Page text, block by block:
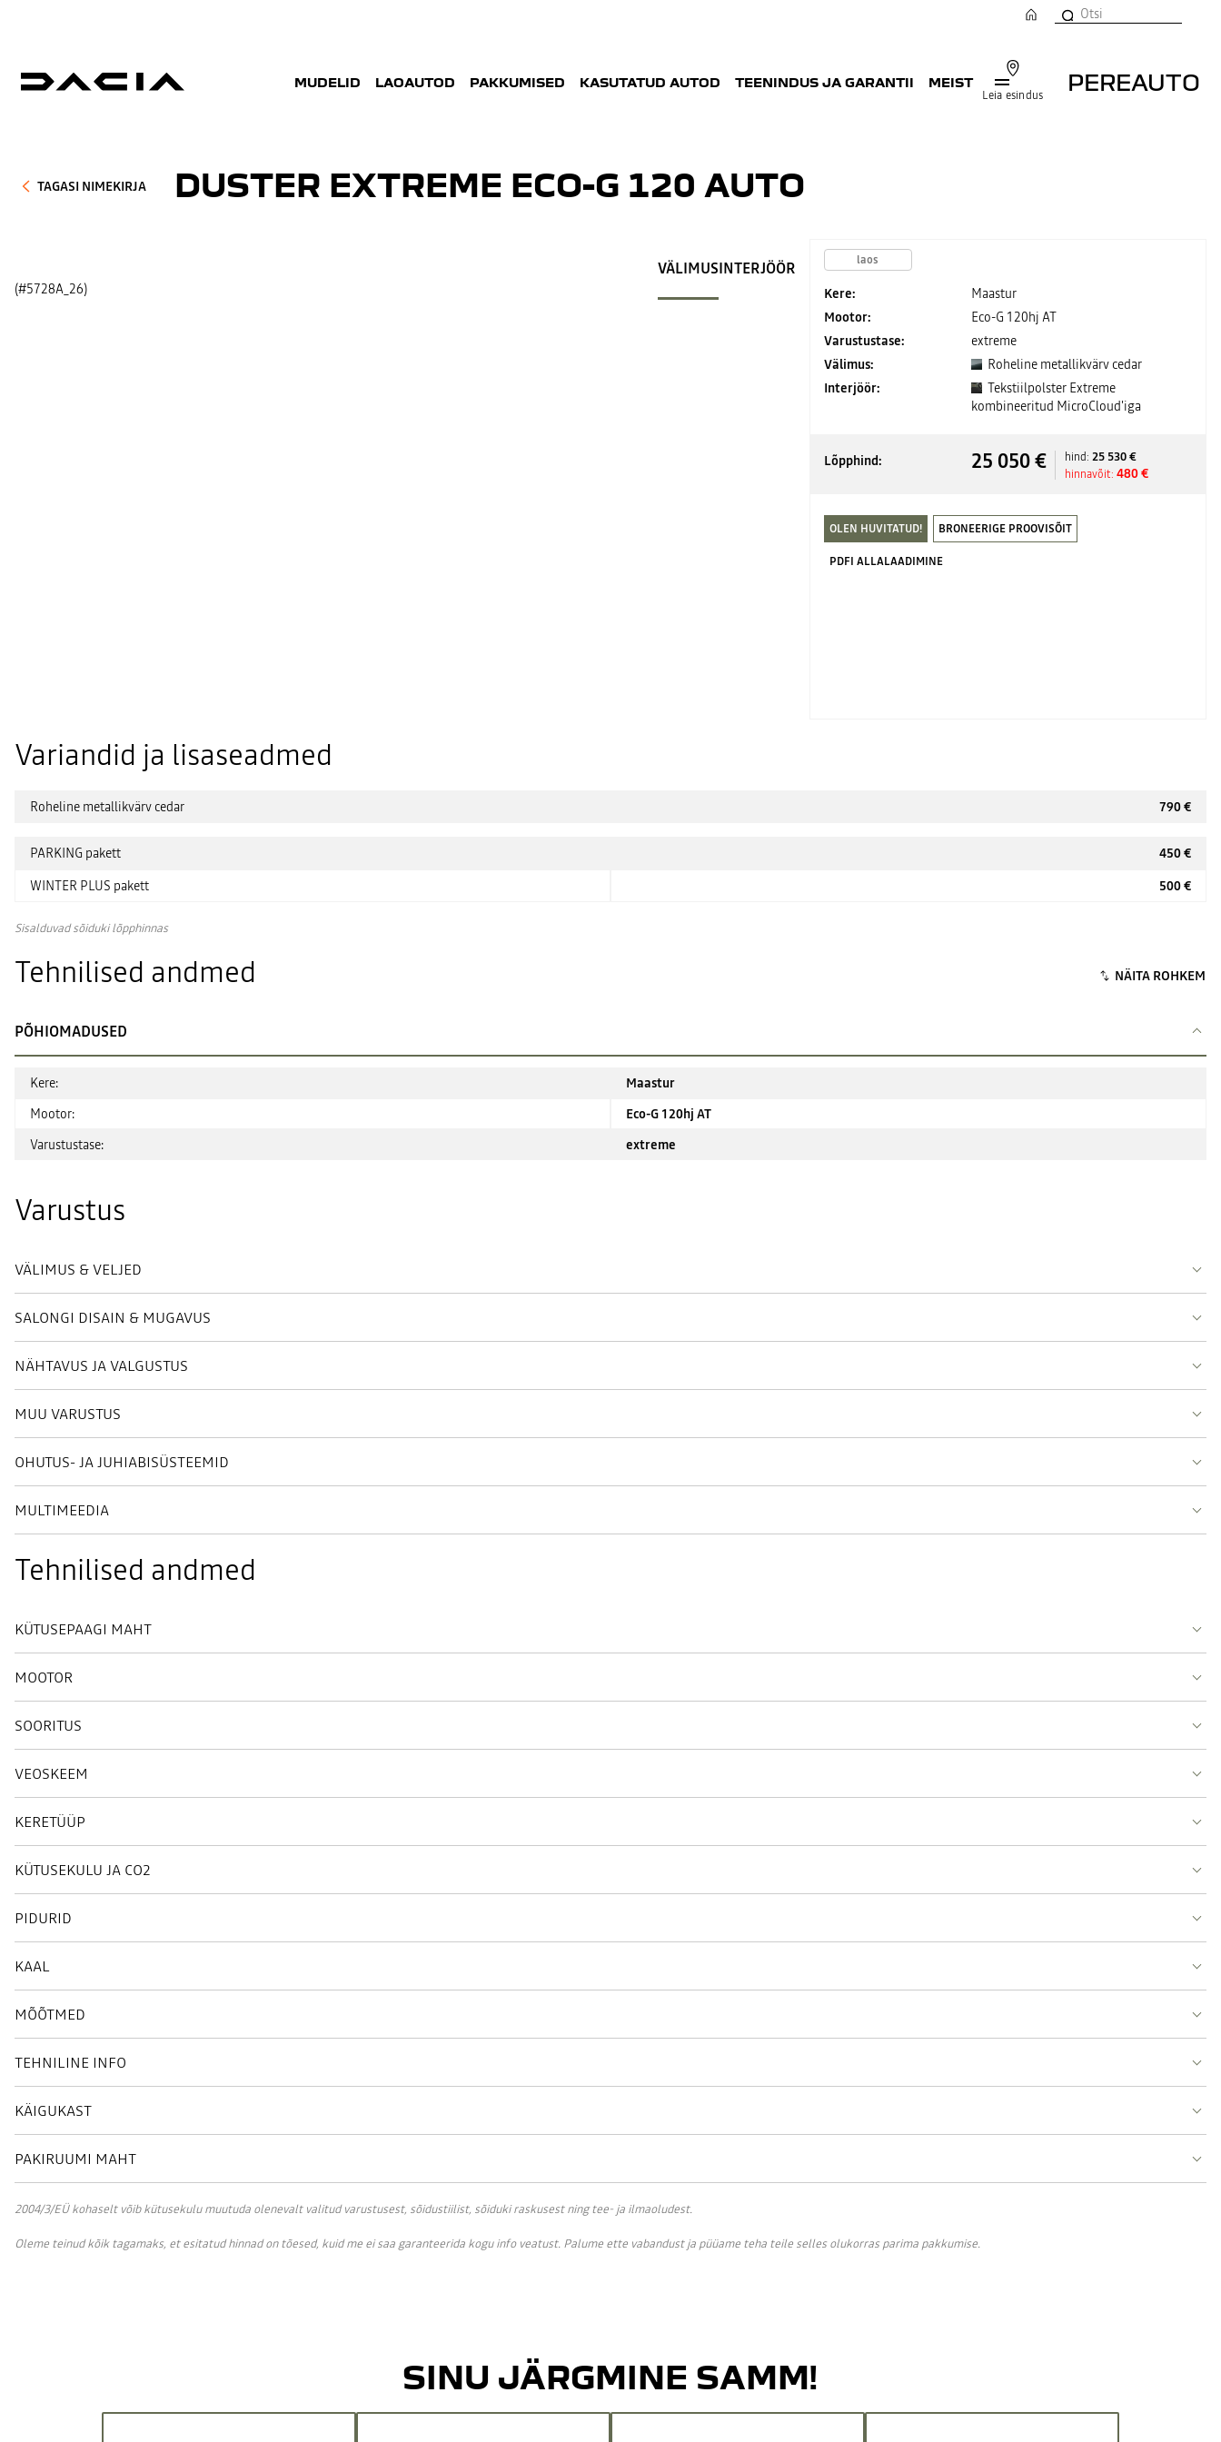
Leia esindus
PEREAUTO
MUDELID LAOAUTOD PAKKUMISED KASUTATUD AUTOD TEENINDUS JA GARANTII MEIST
TAGASI NIMEKIRJA DUSTER EXTREME ECO-G 120 AUTO
(#5728A_26)
VÄLIMUSINTERJÖÖR laos
Kere:
Maastur
Mootor:
Eco-G 120hj AT
Varustustase:
extreme
Välimus:
Roheline metallikvärv cedar
Interjöör:
Tekstiilpolster Extreme
kombineeritud MicroCloud'iga
Lõpphind: 25 050 € hind: 25 530 €
hinnavõit: 480 €
OLEN HUVITATUD! BRONEERIGE PROOVISÕIT
PDFI ALLALAADIMINE
Variandid ja lisaseadmed
Roheline metallikvärv cedar 790 €
PARKING pakett
450 €
WINTER PLUS pakett
500 €
Sisalduvad sõiduki lõpphinnas
Tehnilised andmed
PÕHIOMADUSED
Kere:
Maastur
Mootor:
Eco-G 120hj AT
Varustustase:
extreme
Varustus
VÄLIMUS & VELJED
SALONGI DISAIN & MUGAVUS
NÄHTAVUS JA VALGUSTUS
MUU VARUSTUS
OHUTUS- JA JUHIABISÜSTEEMID
MULTIMEEDIA
Tehnilised andmed
KÜTUSEPAAGI MAHT
MOOTOR
SOORITUS
VEOSKEEM
KERETÜÜP
KÜTUSEKULU JA CO2
PIDURID
KAAL
MÕÕTMED
TEHNILINE INFO
KÄIGUKAST
PAKIRUUMI MAHT
2004/3/EÜ kohaselt võib kütusekulu muutuda olenevalt valitud varustusest, sõidustiilist, sõiduki raskusest ning tee- ja ilmaoludest.
Oleme teinud kõik tagamaks, et esitatud hinnad on tõesed, kuid me ei saa garanteerida kogu info veatust. Palume ette vabandust ja püüame teha teile selles olukorras parima pakkumise.
SINU JÄRGMINE SAMM!